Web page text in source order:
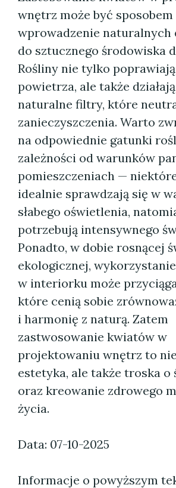
wnętrz może być sposobem
wprowadzenie naturalnych
do sztucznego środowiska
Rośliny nie tylko
powietrza, ale także
naturalne filtry, które
zanieczyszczenia. Warto
na odpowiednie gatunki
zależności od warunków
pomieszczeniach —
idealnie sprawdzają się w
słabego oświetlenia,
potrzebują intensywnego
Ponadto, w dobie rosnącej
ekologicznej,
w interiorku może
które cenią sobie
i harmonię z naturą. Zatem
zastwosowanie kwiatów w
projektowaniu wnętrz to
estetyka, ale także troska o
oraz kreowanie zdrowego
życia.
Data: 07-10-2025
Informacje o powyższym